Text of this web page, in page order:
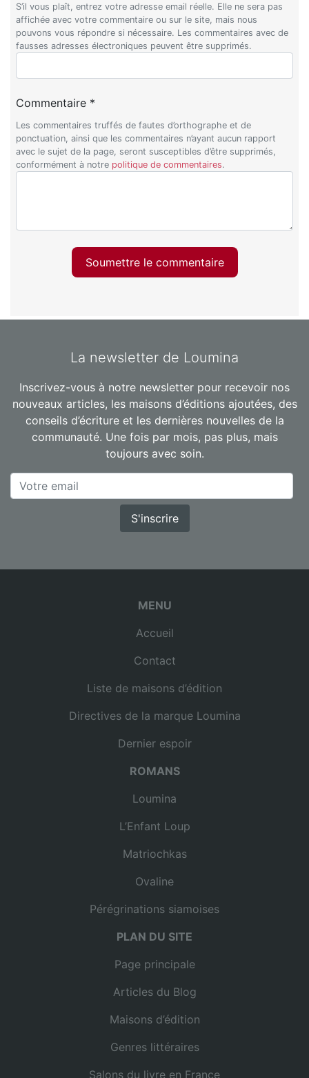
S’il vous plaît, entrez votre adresse email réelle. Elle ne sera pas
affichée avec votre commentaire ou sur le site, mais nous
pouvons vous répondre si nécessaire. Les commentaires avec de
fausses adresses électroniques peuvent être supprimés.
Commentaire *
Les commentaires truffés de fautes d’orthographe et de
ponctuation, ainsi que les commentaires n’ayant aucun rapport
avec le sujet de la page, seront susceptibles d’être supprimés,
conformément à notre politique de commentaires.
Soumettre le commentaire
La newsletter de Loumina
Inscrivez-vous à notre newsletter pour recevoir nos
nouveaux articles, les maisons d’éditions ajoutées, des
conseils d’écriture et les dernières nouvelles de la
communauté. Une fois par mois, pas plus, mais
toujours avec soin.
S'inscrire
MENU
Accueil
Contact
Liste de maisons d’édition
Directives de la marque Loumina
Dernier espoir
ROMANS
Loumina
L’Enfant Loup
Matriochkas
Ovaline
Pérégrinations siamoises
PLAN DU SITE
Page principale
Articles du Blog
Maisons d’édition
Genres littéraires
Salons du livre en France